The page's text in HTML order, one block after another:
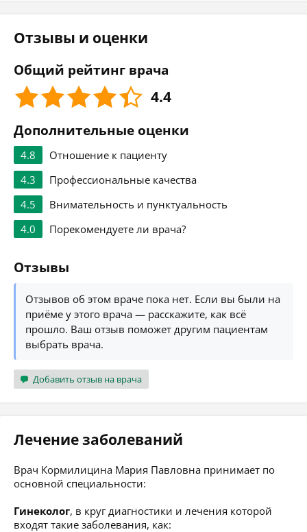
Отзывы и оценки
Общий рейтинг врача
4.4
Дополнительные оценки
4.8
Отношение к пациенту
4.3
Профессиональные качества
4.5
Внимательность и пунктуальность
4.0
Порекомендуете ли врача?
Отзывы
Отзывов об этом враче пока нет. Если вы были на
приёме у этого врача — расскажите, как всё
прошло. Ваш отзыв поможет другим пациентам
выбрать врача.
Добавить отзыв на врача
Лечение заболеваний
Врач Кормилицина Мария Павловна принимает по
основной специальности:
Гинеколог, в круг диагностики и лечения которой
входят такие заболевания, как: